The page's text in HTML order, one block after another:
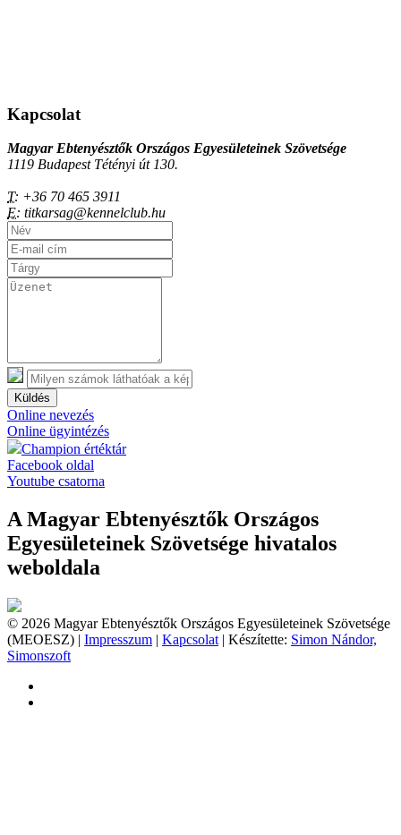
Kapcsolat
Magyar Ebtenyésztők Országos Egyesületeinek Szövetsége
1119 Budapest Tétényi út 130.
T: +36 70 465 3911
E: titkarsag@kennelclub.hu
Küldés
Online nevezés
Online ügyintézés
Champion értéktár
Facebook oldal
Youtube csatorna
A Magyar Ebtenyésztők Országos
Egyesületeinek Szövetsége hivatalos
weboldala
© 2026 Magyar Ebtenyésztők Országos Egyesületeinek Szövetsége
(MEOESZ) | Impresszum | Kapcsolat | Készítette: Simon Nándor,
Simonszoft